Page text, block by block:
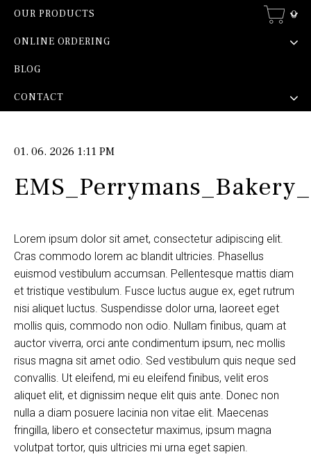
OUR PRODUCTS
ONLINE ORDERING
BLOG
CONTACT
0
01. 06. 2026 1:11 PM
Lorem ipsum dolor sit amet, consectetur adipiscing elit.
Cras commodo lorem ac blandit ultricies. Phasellus
euismod vestibulum accumsan. Pellentesque mattis diam
et tristique vestibulum. Fusce luctus augue ex, eget rutrum
nisi aliquet luctus. Suspendisse dolor urna, laoreet eget
mollis quis, commodo non odio. Nullam finibus, quam at
auctor viverra, orci ante condimentum ipsum, nec mollis
risus magna sit amet odio. Sed vestibulum quis neque sed
convallis. Ut eleifend, mi eu eleifend finibus, velit eros
aliquet elit, et dignissim neque elit quis ante. Donec non
nulla a diam posuere lacinia non vitae elit. Maecenas
fringilla, libero et consectetur maximus, ipsum magna
volutpat tortor, quis ultricies mi urna eget sapien.